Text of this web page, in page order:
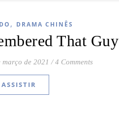
, DRAMA CHINÊS
That Guy
março de 2021 / 4 Comments
ASSISTIR